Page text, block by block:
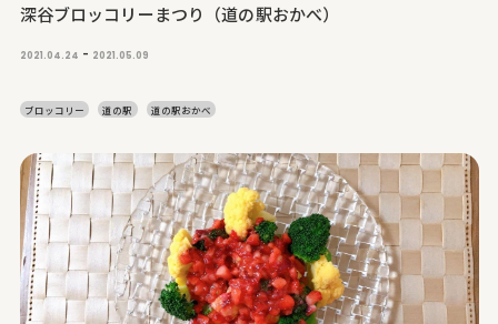
深谷ブロッコリーまつり（道の駅おかべ）
2021.04.24 - 2021.05.09
ブロッコリー 道の駅 道の駅おかべ